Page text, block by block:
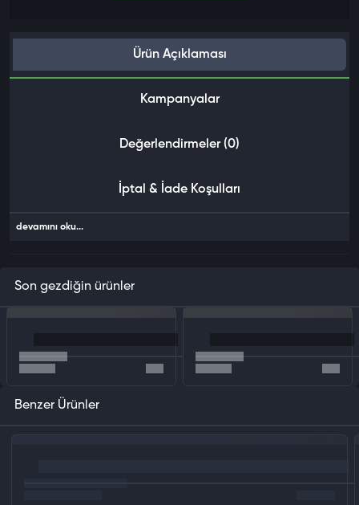
Ürün Açıklaması
Kampanyalar
Değerlendirmeler (0)
İptal & İade Koşulları
devamını oku...
Son gezdiğin ürünler
Benzer Ürünler